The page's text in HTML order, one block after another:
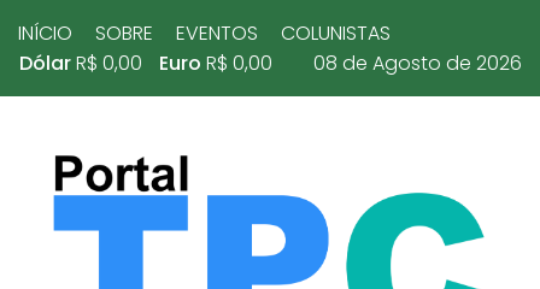
INÍCIO SOBRE EVENTOS
COLUNISTAS
DólarR$ 0,00 Euro R$ 0,00 08 de Agosto de 2026